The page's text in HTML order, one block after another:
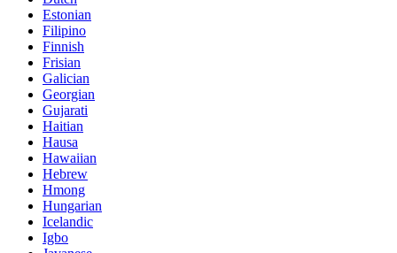
Estonian
Filipino
Finnish
Frisian
Galician
Georgian
Gujarati
Haitian
Hausa
Hawaiian
Hebrew
Hmong
Hungarian
Icelandic
Igbo